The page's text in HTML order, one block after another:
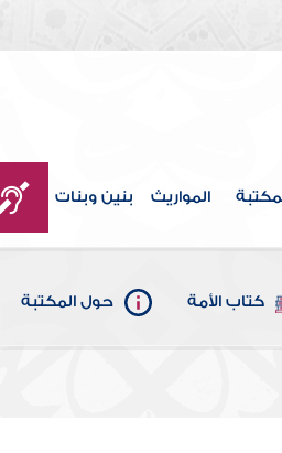
المواريث بنين وبنات
كتاب الأمة حول المكتبة